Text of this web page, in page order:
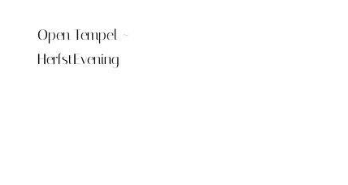
Open Tempel ~
HerfstEvening